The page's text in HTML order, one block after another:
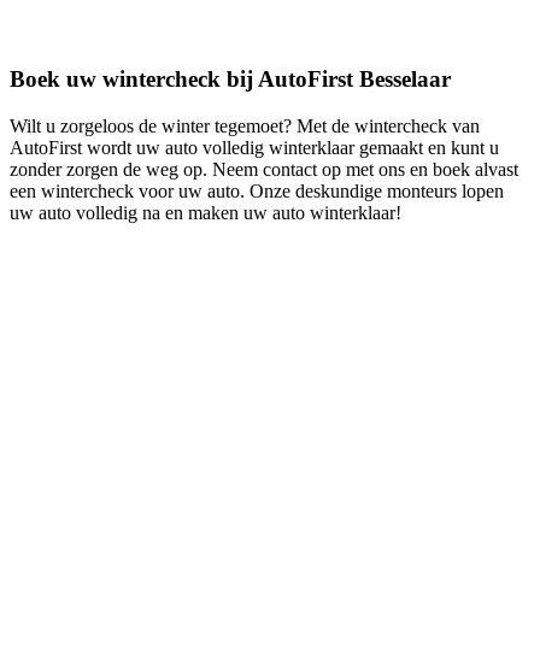
Boek uw wintercheck bij AutoFirst Besselaar
Wilt u zorgeloos de winter tegemoet? Met de wintercheck van
AutoFirst wordt uw auto volledig winterklaar gemaakt en kunt u
zonder zorgen de weg op. Neem contact op met ons en boek alvast
een wintercheck voor uw auto. Onze deskundige monteurs lopen
uw auto volledig na en maken uw auto winterklaar!